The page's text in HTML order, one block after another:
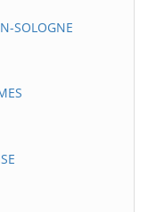
SOLOGNE